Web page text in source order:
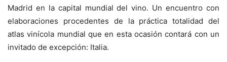
Madrid en la capital mundial del vino. Un encuentro con
elaboraciones procedentes de la práctica totalidad del
atlas vinícola mundial que en esta ocasión contará con un
invitado de excepción: Italia.